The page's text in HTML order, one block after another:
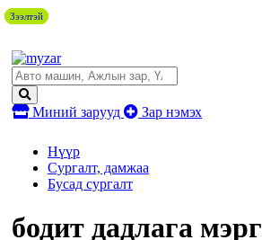
Миний зарууд Зар нэмэх
Нүүр
Сургалт, дамжаа
Бусад сургалт
бодит дадлага
Зээлтэй
Зээлтэй
Зээлтэй
Зээлтэй